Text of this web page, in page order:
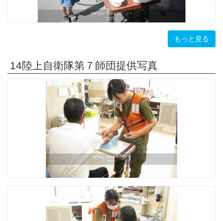
もっと見る
14陸上自衛隊第７師団提供写真